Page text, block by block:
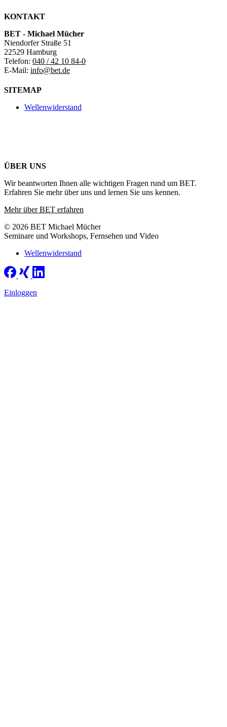
KONTAKT
BET - Michael Mücher
Niendorfer Straße 51
22529 Hamburg
Telefon: 040 / 42 10 84-0
E-Mail: info@bet.de
SITEMAP
Wellenwiderstand
ÜBER UNS
Wir beantworten Ihnen alle wichtigen Fragen rund um BET.
Erfahren Sie mehr über uns und lernen Sie uns kennen.
Mehr über BET erfahren
© 2026 BET Michael Mücher
Seminare und Workshops, Fernsehen und Video
Wellenwiderstand
Einloggen